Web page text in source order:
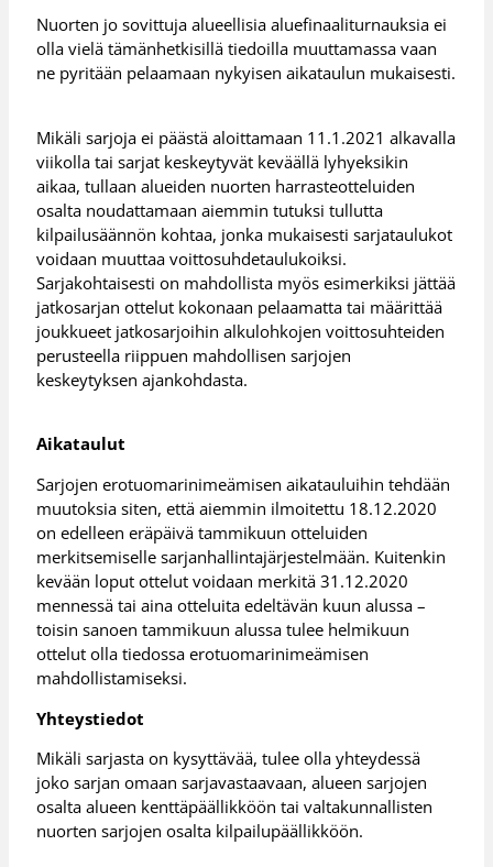
Nuorten jo sovittuja alueellisia aluefinaaliturnauksia ei
olla vielä tämänhetkisillä tiedoilla muuttamassa vaan
ne pyritään pelaamaan nykyisen aikataulun mukaisesti.
Mikäli sarjoja ei päästä aloittamaan 11.1.2021 alkavalla
viikolla tai sarjat keskeytyvät keväällä lyhyeksikin
aikaa, tullaan alueiden nuorten harrasteotteluiden
osalta noudattamaan aiemmin tutuksi tullutta
kilpailusäännön kohtaa, jonka mukaisesti sarjataulukot
voidaan muuttaa voittosuhdetaulukoiksi.
Sarjakohtaisesti on mahdollista myös esimerkiksi jättää
jatkosarjan ottelut kokonaan pelaamatta tai määrittää
joukkueet jatkosarjoihin alkulohkojen voittosuhteiden
perusteella riippuen mahdollisen sarjojen
keskeytyksen ajankohdasta.
Aikataulut
Sarjojen erotuomarinimeämisen aikatauluihin tehdään
muutoksia siten, että aiemmin ilmoitettu 18.12.2020
on edelleen eräpäivä tammikuun otteluiden
merkitsemiselle sarjanhallintajärjestelmään. Kuitenkin
kevään loput ottelut voidaan merkitä 31.12.2020
mennessä tai aina otteluita edeltävän kuun alussa –
toisin sanoen tammikuun alussa tulee helmikuun
ottelut olla tiedossa erotuomarinimeämisen
mahdollistamiseksi.
Yhteystiedot
Mikäli sarjasta on kysyttävää, tulee olla yhteydessä
joko sarjan omaan sarjavastaavaan, alueen sarjojen
osalta alueen kenttäpäällikköön tai valtakunnallisten
nuorten sarjojen osalta kilpailupäällikköön.